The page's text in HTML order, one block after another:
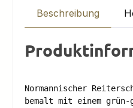
Beschreibung
Normannischer
bemalt mit einem grün-